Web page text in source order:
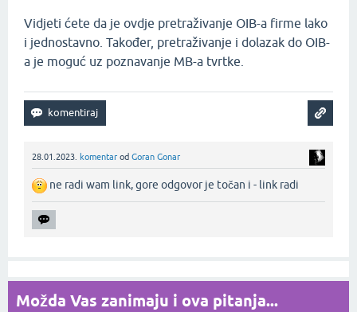
Vidjeti ćete da je ovdje pretraživanje OIB-a firme lako
i jednostavno. Također, pretraživanje i dolazak do OIB-
a je moguć uz poznavanje MB-a tvrtke.
28.01.2023. komentar od Goran Gonar
ne radi wam link, gore odgovor je točan i - link radi‌
Možda Vas zanimaju i ova pitanja...